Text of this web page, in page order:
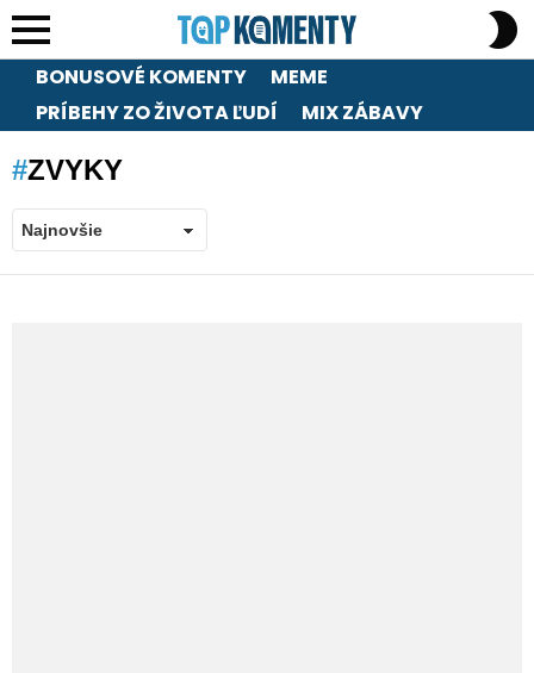
Menu
BONUSOVÉ KOMENTY
MEME
PRÍBEHY ZO ŽIVOTA ĽUDÍ
MIX ZÁBAVY
ZVYKY